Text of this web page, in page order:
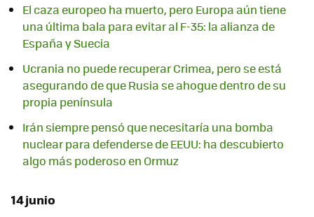
El caza europeo ha muerto, pero Europa aún tiene
una última bala para evitar al F-35: la alianza de
España y Suecia
Ucrania no puede recuperar Crimea, pero se está
asegurando de que Rusia se ahogue dentro de su
propia península
Irán siempre pensó que necesitaría una bomba
nuclear para defenderse de EEUU: ha descubierto
algo más poderoso en Ormuz
14 junio